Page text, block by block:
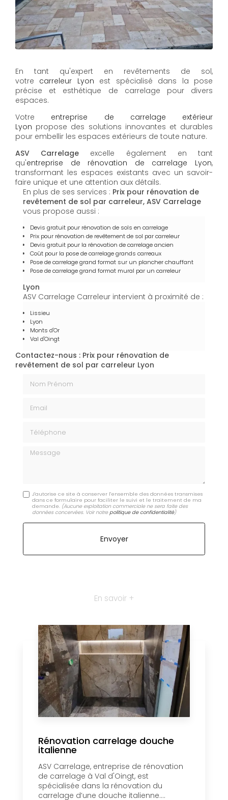
En tant qu'expert en revêtements de sol,
votre carreleur Lyon est spécialisé dans la pose
précise et esthétique de carrelage pour divers
espaces.
Votre entreprise de carrelage extérieur
Lyon propose des solutions innovantes et durables
pour embellir les espaces extérieurs de toute nature.
ASV Carrelage excelle également en tant
qu'entreprise de rénovation de carrelage Lyon,
transformant les espaces existants avec un savoir-
faire unique et une attention aux détails.
En plus de ses services : Prix pour rénovation de
revêtement de sol par carreleur, ASV Carrelage
vous propose aussi :
Devis gratuit pour rénovation de sols en carrelage
Prix pour rénovation de revêtement de sol par carreleur
Devis gratuit pour la rénovation de carrelage ancien
Coût pour la pose de carrelage grands carreaux
Pose de carrelage grand format sur un plancher chauffant
Pose de carrelage grand format mural par un carreleur
Lyon
ASV Carrelage Carreleur intervient à proximité de :
Lissieu
Lyon
Monts d'Or
Val d'Oingt
Contactez-nous : Prix pour rénovation de
revêtement de sol par carreleur Lyon
Message
J'autorise ce site à conserver l'ensemble des données transmises
dans ce formulaire pour faciliter le suivi et le traitement de ma
demande. (Aucune exploitation commerciale ne sera faite des
données concervées. Voir notrepolitique de confidentialité)
En savoir +
Rénovation carrelage douche
italienne
ASV Carrelage, entreprise de rénovation
de carrelage à Val d'Oingt, est
spécialisée dans la rénovation du
carrelage d’une douche italienne....